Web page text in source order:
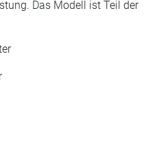
Das Modell ist Teil der